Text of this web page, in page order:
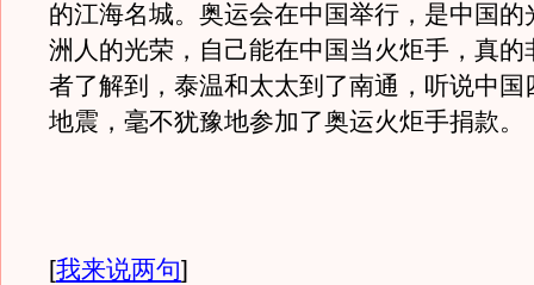
的江海名城。奥运会在中国举行，是中国的
洲人的光荣，自己能在中国当火炬手，真的
者了解到，泰温和太太到了南通，听说中国
地震，毫不犹豫地参加了奥运火炬手捐款。
[我来说两句]